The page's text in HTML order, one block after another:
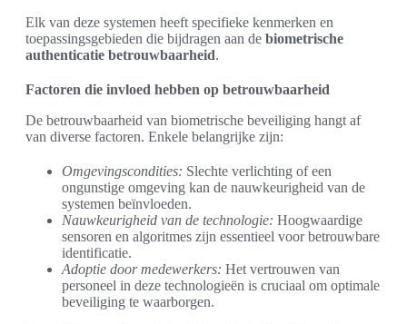
Elk van deze systemen heeft specifieke kenmerken en
toepassingsgebieden die bijdragen aan de biometrische
authenticatie betrouwbaarheid.
Factoren die invloed hebben op betrouwbaarheid
De betrouwbaarheid van biometrische beveiliging hangt af
van diverse factoren. Enkele belangrijke zijn:
Omgevingscondities: Slechte verlichting of een
ongunstige omgeving kan de nauwkeurigheid van de
systemen beïnvloeden.
Nauwkeurigheid van de technologie: Hoogwaardige
sensoren en algoritmes zijn essentieel voor betrouwbare
identificatie.
Adoptie door medewerkers: Het vertrouwen van
personeel in deze technologieën is cruciaal om optimale
beveiliging te waarborgen.